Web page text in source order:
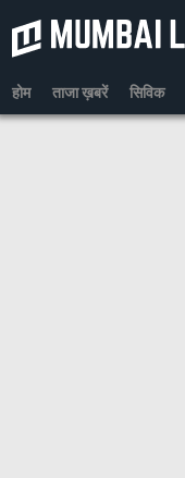
होम ताजा ख़बरें सिविक